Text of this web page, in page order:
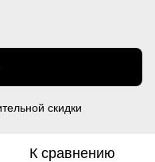
скидки
К сравнению